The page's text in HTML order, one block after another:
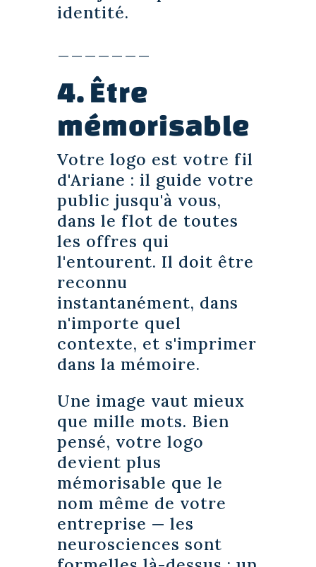
identité.
4. Être
mémorisable
Votre logo est votre fil
d'Ariane : il guide votre
public jusqu'à vous,
dans le flot de toutes
les offres qui
l'entourent. Il doit être
reconnu
instantanément, dans
n'importe quel
contexte, et s'imprimer
dans la mémoire.
Une image vaut mieux
que mille mots. Bien
pensé, votre logo
devient plus
mémorisable que le
nom même de votre
entreprise — les
neurosciences sont